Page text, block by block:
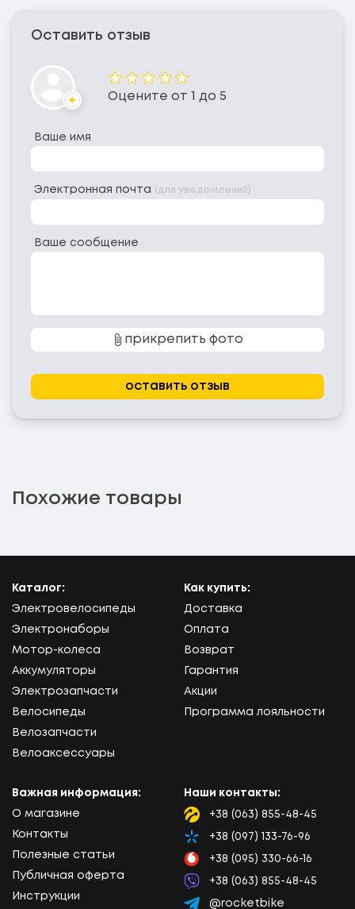
Оставить отзыв
Аватар
Оценка
Оцените от 1 до 5
Ваше имя
Электронная почта (для уведомлений)
Ваше сообщение
прикрепить фото
оставить отзыв
Похожие товары
Каталог:
Электровелосипеды
Электронаборы
Мотор-колеса
Аккумуляторы
Электрозапчасти
Велосипеды
Велозапчасти
Велоаксессуары
Как купить:
Доставка
Оплата
Возврат
Гарантия
Акции
Программа лояльности
Важная информация:
О магазине
Контакты
Полезные статьи
Публичная оферта
Инструкции
Наши контакты:
Lifecell
+38 (063) 855-48-45
Kyivstar
+38 (097) 133-76-96
Vodafone
+38 (095) 330-66-16
Viber
+38 (063) 855-48-45
@rocketbike